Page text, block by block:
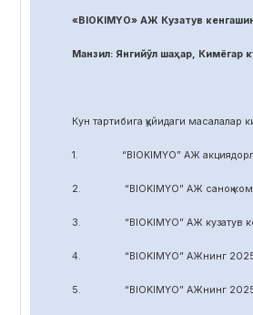
«BIOKIMYO» АЖ Кузатув
Манзил: Янгийўл шаҳар, Кимёгар
Кун тартибига қуйидаги масалалар
1. “BIOKIMYO” АЖ
2. “BIOKIMYO” АЖ саноқ
3. “BIOKIMYO” АЖ кузатув
4. “BIOKIMYO” АЖнинг 2025 йил
5. “BIOKIMYO” АЖнинг 2025 йил